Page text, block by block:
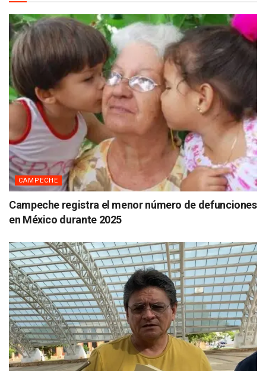
CAMPECHE
Campeche registra el menor número de defunciones
en México durante 2025